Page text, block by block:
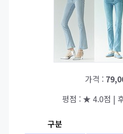
가격 :
평점 : ★ 4.0점 |
구분